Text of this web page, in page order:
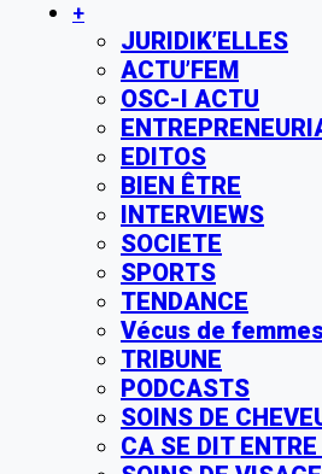
+
JURIDIK’ELLES
ACTU’FEM
OSC-I ACTU
EDITOS
BIEN ÊTRE
INTERVIEWS
SOCIETE
SPORTS
TENDANCE
Vécus de
TRIBUNE
PODCASTS
SOINS DE
CA SE DIT